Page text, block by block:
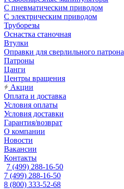
С пневматическим приводом
С электрическим приводом
Труборезы
Оснастка станочная
Втулки
Оправки для сверлильного патрона
Патроны
Цанги
Центры вращения
Акции
Оплата и доставка
Условия оплаты
Условия доставки
Гарантия/возврат
О компании
Новости
Вакансии
Контакты
7 (499) 288-16-50
7 (499) 288-16-50
8 (800) 333-52-68